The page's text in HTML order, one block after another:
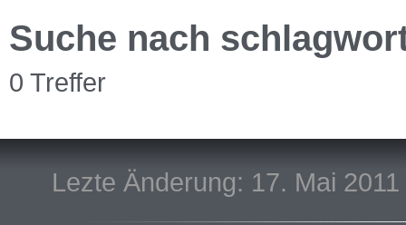
Suche nach
0 Treffer
Lezte Änderung: 17. Mai